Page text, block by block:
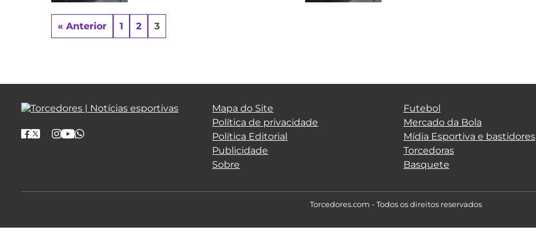
« Anterior 1 2 3
Mapa do Site
Política de privacidade
Política Editorial
Publicidade
Sobre
Futebol
Mercado da Bola
Mídia Esportiva e bastidores
Torcedoras
Basquete
Torcedores.com - Todos os direitos reservados